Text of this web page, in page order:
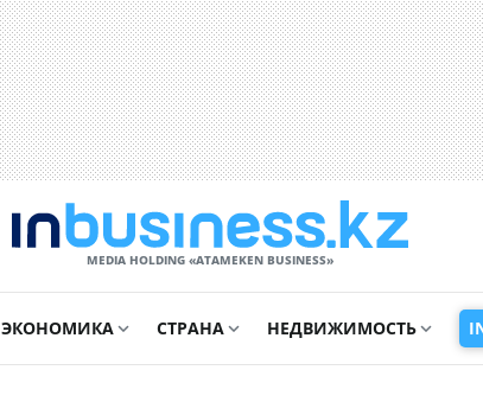
MEDIA HOLDING «ATAMEKЕN BUSINESS»
ЭКОНОМИКА СТРАНА НЕДВИЖИМОСТЬ